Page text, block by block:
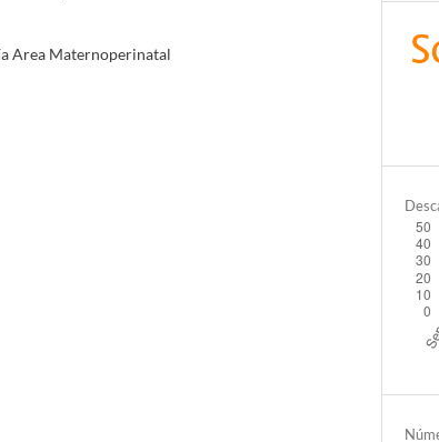
Area Maternoperinatal